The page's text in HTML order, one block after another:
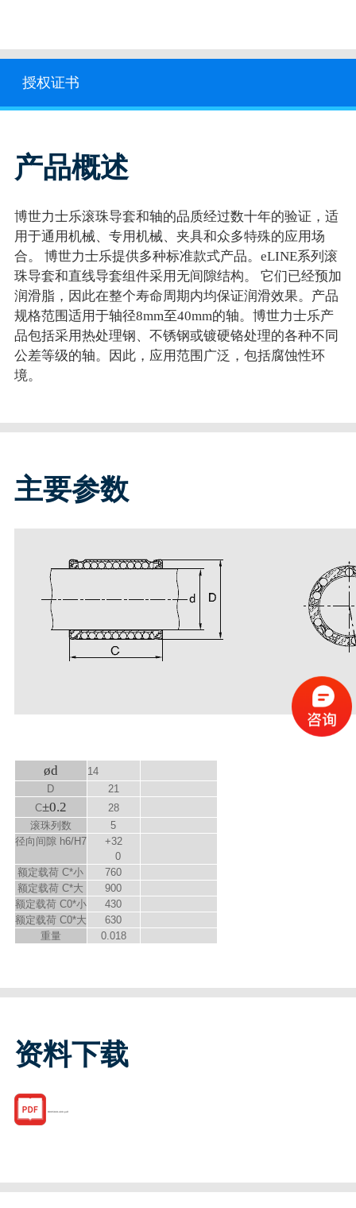
授权证书
产品概述
博世力士乐滚珠导套和轴的品质经过数十年的验证，适
用于通用机械、专用机械、夹具和众多特殊的应用场
合。 博世力士乐提供多种标准款式产品。eLINE系列滚
珠导套和直线导套组件采用无间隙结构。 它们已经预加
润滑脂，因此在整个寿命周期内均保证润滑效果。产品
规格范围适用于轴径8mm至40mm的轴。博世力士乐产
品包括采用热处理钢、不锈钢或镀硬铬处理的各种不同
公差等级的轴。因此，应用范围广泛，包括腐蚀性环
境。
主要参数
ød
14
D
21
C±0.2
28
滚珠列数
5
径向间隙 h6/H7
+32
0
额定载荷 C*小
760
额定载荷 C*大
900
额定载荷 C0*小
430
额定载荷 C0*大
630
重量
0.018
资料下载
R065801400.pdf